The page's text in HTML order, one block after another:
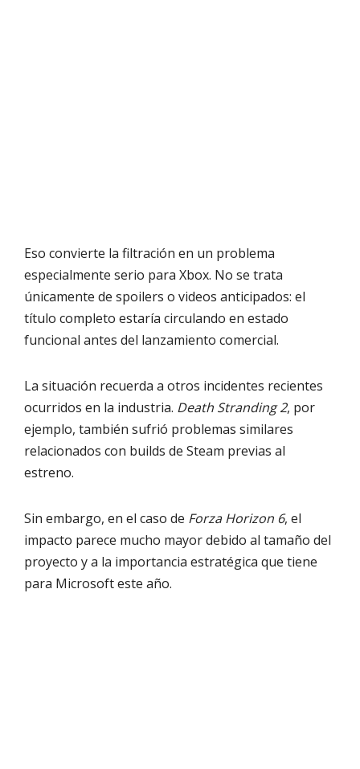
Eso convierte la filtración en un problema
especialmente serio para Xbox. No se trata
únicamente de spoilers o videos anticipados: el
título completo estaría circulando en estado
funcional antes del lanzamiento comercial.
La situación recuerda a otros incidentes recientes
ocurridos en la industria. Death Stranding 2, por
ejemplo, también sufrió problemas similares
relacionados con builds de Steam previas al
estreno.
Sin embargo, en el caso de Forza Horizon 6, el
impacto parece mucho mayor debido al tamaño del
proyecto y a la importancia estratégica que tiene
para Microsoft este año.